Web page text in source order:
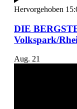
Hervorgehoben
DIE
Volkspark/
Aug. 21